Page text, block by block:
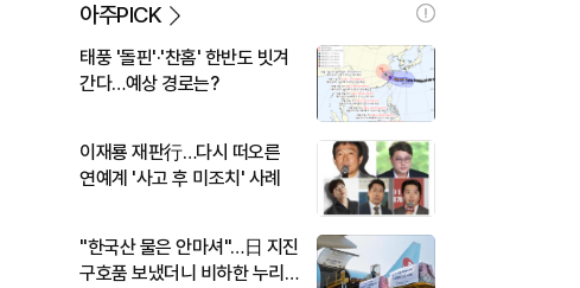
아주PICK
태풍 '돌핀'·'찬홈' 한반도 빗겨
간다…예상 경로는?
이재룡 재판行…다시 떠오른
연예계 '사고 후 미조치' 사례
"한국산 물은 안마셔"…日 지진
구호품 보냈더니 비하한 누리